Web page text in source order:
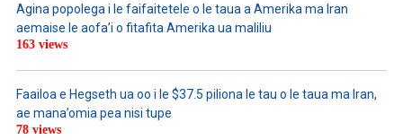
Agina popolega i le faifaitetele o le taua a Amerika ma Iran
aemaise le aofa’i o fitafita Amerika ua maliliu
163 views
Faailoa e Hegseth ua oo i le $37.5 piliona le tau o le taua ma Iran,
ae mana’omia pea nisi tupe
78 views